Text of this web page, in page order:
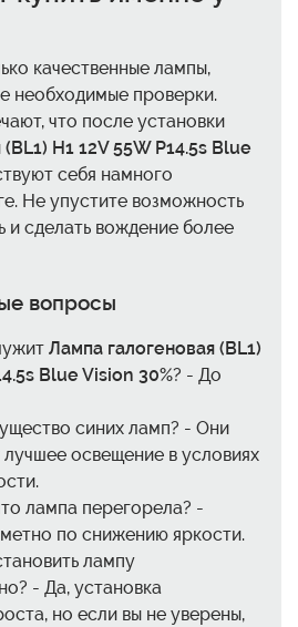
качественные лампы,
необходимые проверки.
что после установки
H1 12V 55W P14.5s Blue
себя намного
Не упустите возможность
и сделать вождение более
вопросы
Лампа галогеновая (BL1)
Blue Vision 30%? - До
синих ламп? - Они
освещение в условиях
лампа перегорела? -
по снижению яркости.
лампу
- Да, установка
но если вы не уверены,